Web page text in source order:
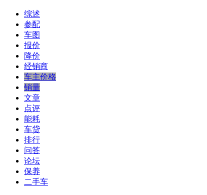
综述
参配
车图
报价
降价
经销商
车主价格
销量
文章
点评
能耗
车贷
排行
问答
论坛
保养
二手车